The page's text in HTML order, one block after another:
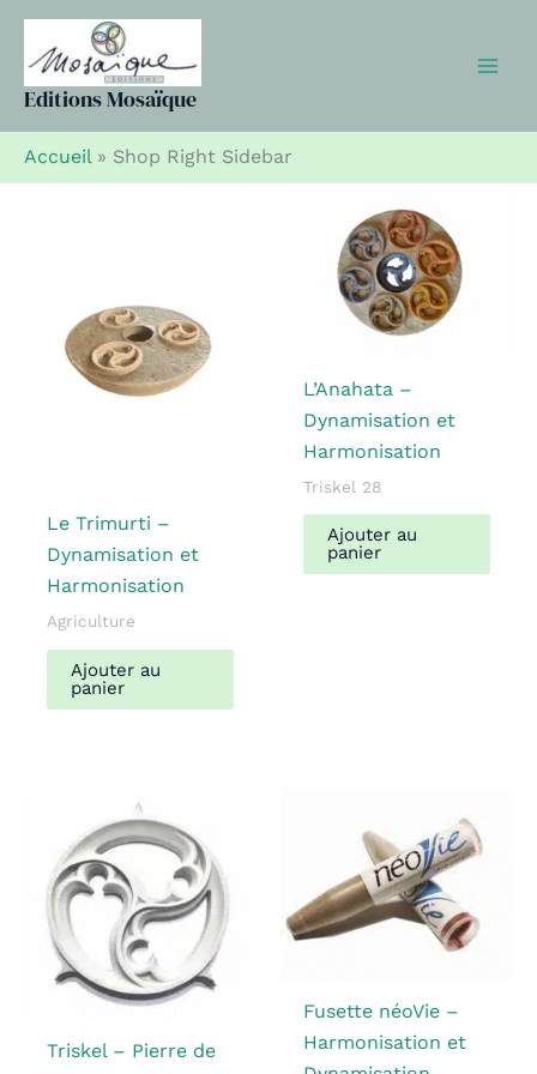
Aller
contenu
Editions Mosaïque
Accueil» Shop Right Sidebar
Le Trimurti –
Dynamisation et
Harmonisation
Agriculture
Ajouter au
panier
L’Anahata –
Dynamisation et
Harmonisation
Triskel 28
Ajouter au
panier
Triskel – Pierre de
Fusette néoVie –
Harmonisation et